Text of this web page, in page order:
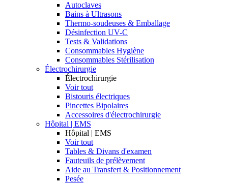
Autoclaves
Bains à Ultrasons
Thermo-soudeuses & Emballage
Désinfection UV-C
Tests & Validations
Consommables Hygiène
Consommables Stérilisation
Électrochirurgie
Électrochirurgie
Voir tout
Bistouris électriques
Pincettes Bipolaires
Accessoires d'électrochirurgie
Hôpital | EMS
Hôpital | EMS
Voir tout
Tables & Divans d'examen
Fauteuils de prélèvement
Aide au Transfert & Positionnement
Pesée